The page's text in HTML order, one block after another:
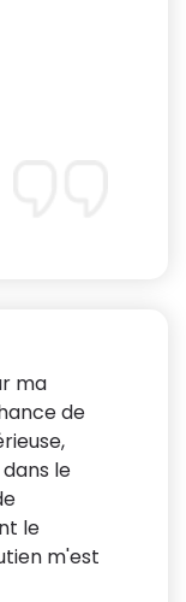
ma
de
le
le
m'est